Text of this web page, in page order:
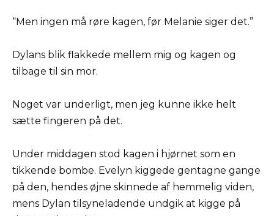
“Men ingen må røre kagen, før Melanie siger det.”
Dylans blik flakkede mellem mig og kagen og
tilbage til sin mor.
Noget var underligt, men jeg kunne ikke helt
sætte fingeren på det.
Under middagen stod kagen i hjørnet som en
tikkende bombe. Evelyn kiggede gentagne gange
på den, hendes øjne skinnede af hemmelig viden,
mens Dylan tilsyneladende undgik at kigge på